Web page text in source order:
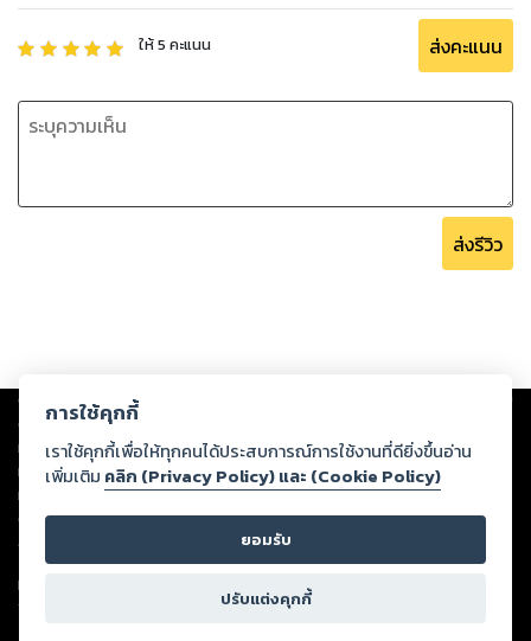
ให้5 คะแนน ส่งคะแนน
ส่งรีวิว
Copyright © 2026
ต่อผลงานหรือเนื้อหาใดที่อัปโหลดผ่านเว็บไซต์และปรากฏว่าละเมิดสิทธิใน
ทรัพย์สินทางปัญญาของบุคคลอื่นหรือขัดต่อกฎหมายและศีลธรรม ดังนั้น ผู้อ่าน
ทุกท่านโปรดใช้วิจารณญาณในการกลั่นกรองด้วยตนเอง และหากท่านพบว่าส่วน
หนึ่งส่วนใดขัดต่อกฎหมายและศีลธรรม กรุณาแจ้งมายังบริษัท เพื่อทีมงานจะได้
ดำเนินการในทันที ทั้งนี้ ทางสตอรี่ล็อกขอสงวนลิขสิทธิ์ตามพระราชบัญญัติ
ลิขสิทธิ์ พ.ศ. 2537 (ฉบับล่าสุด)
For support: member@ookbee.com
Version
การใช้คุกกี้
เราใช้คุกกี้เพื่อให้ทุกคนได้ประสบการณ์การใช้งานที่ดียิ่งขึ้นอ่าน
เพิ่มเติม คลิก (Privacy Policy) และ (Cookie Policy)
ยอมรับ
ปรับแต่งคุกกี้